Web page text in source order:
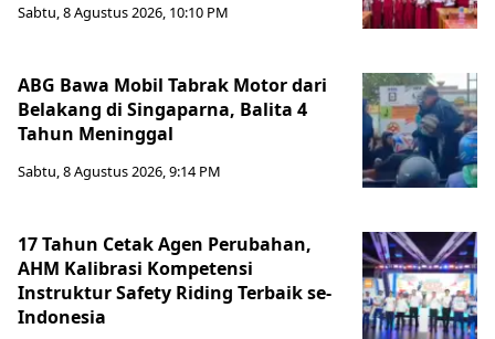
Sabtu, 8 Agustus 2026, 10:10 PM
ABG Bawa Mobil Tabrak Motor dari
Belakang di Singaparna, Balita 4
Tahun Meninggal
Sabtu, 8 Agustus 2026, 9:14 PM
17 Tahun Cetak Agen Perubahan,
AHM Kalibrasi Kompetensi
Instruktur Safety Riding Terbaik se-
Indonesia